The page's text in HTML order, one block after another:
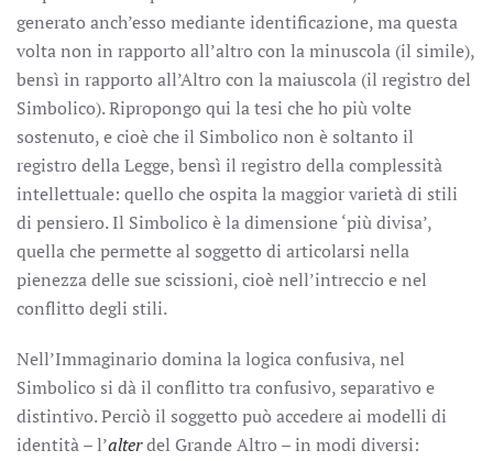
generato anch’esso mediante identificazione, ma questa
volta non in rapporto all’altro con la minuscola (il simile),
bensì in rapporto all’Altro con la maiuscola (il registro del
Simbolico). Ripropongo qui la tesi che ho più volte
sostenuto, e cioè che il Simbolico non è soltanto il
registro della Legge, bensì il registro della complessità
intellettuale: quello che ospita la maggior varietà di stili
di pensiero. Il Simbolico è la dimensione ‘più divisa’,
quella che permette al soggetto di articolarsi nella
pienezza delle sue scissioni, cioè nell’intreccio e nel
conflitto degli stili.
Nell’Immaginario domina la logica confusiva, nel
Simbolico si dà il conflitto tra confusivo, separativo e
distintivo. Perciò il soggetto può accedere ai modelli di
identità – l’alterdel Grande Altro – in modi diversi: